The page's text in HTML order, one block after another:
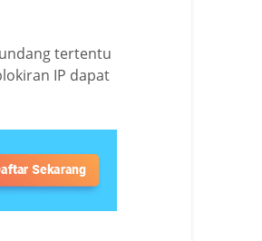
tertentu
IP dapat